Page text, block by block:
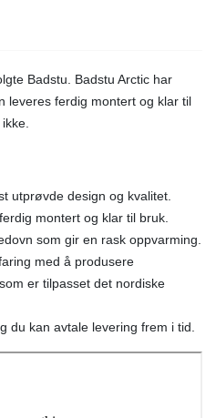
Badstu. Badstu Arctic har
leveres ferdig montert og klar til
utprøvde design og kvalitet.
montert og klar til bruk.
som gir en rask oppvarming.
med å produsere
er tilpasset det nordiske
du kan avtale levering frem i tid.